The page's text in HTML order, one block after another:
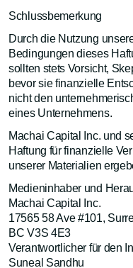
Schlussbemerkung
Durch die Nutzung
Bedingungen dieses
sollten stets Vorsicht,
bevor sie finanzielle
nicht den
eines Unternehmens.
Machai Capital Inc. und
Haftung für finanzielle
unserer Materialien
Medieninhaber und
Machai Capital Inc.
17565 58 Ave #101,
BC V3S 4E3
Verantwortlicher für den
Suneal Sandhu